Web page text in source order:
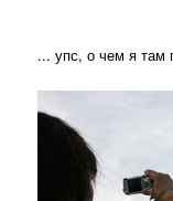
... упс, о чем я там